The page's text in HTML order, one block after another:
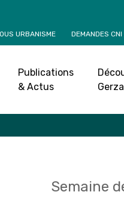
URBANISME DEMANDES
Publications
& Actus
Semaine